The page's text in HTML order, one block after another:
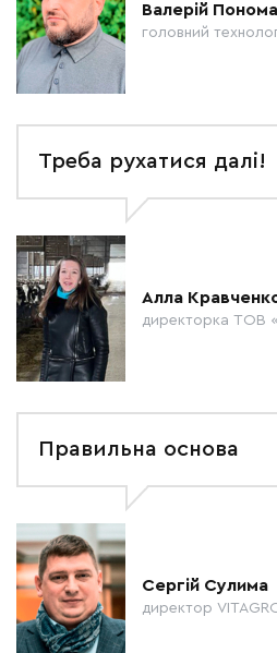
Валерій
головний
Треба рухатися далі!
Алла
директорка ТОВ
Правильна основа
Сергій Сулима
директор